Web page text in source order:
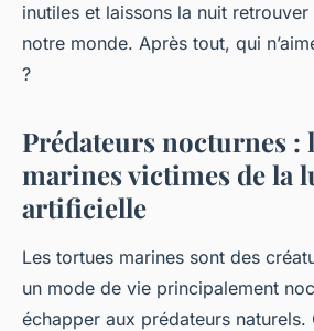
inutiles et laissons la nuit
notre monde. Après tout, qui
?
Prédateurs nocturnes :
marines victimes de la
artificielle
Les tortues marines sont des
un mode de vie principalement
échapper aux prédateurs naturels.